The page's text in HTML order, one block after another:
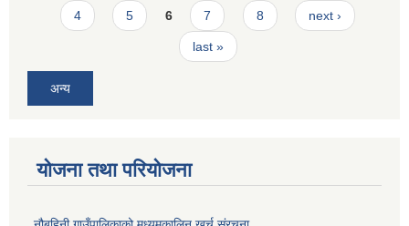
4 5 6 7 8 next ›
last »
अन्य
योजना तथा परियोजना